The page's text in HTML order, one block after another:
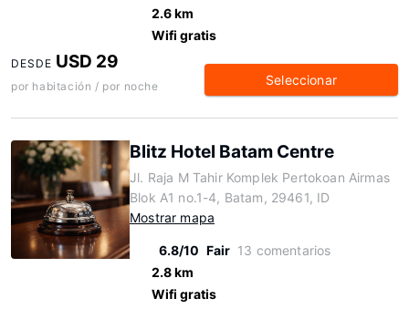
2.6 km
Wifi gratis
DESDE USD 29
por habitación / por noche Seleccionar
Blitz Hotel Batam Centre
Jl. Raja M Tahir Komplek Pertokoan Airmas
Blok A1 no.1-4, Batam, 29461, ID
Mostrar mapa
6.8/10 Fair 13 comentarios
2.8 km
Wifi gratis